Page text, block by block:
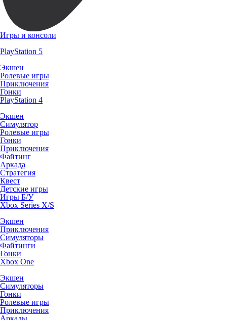
Игры и консоли
PlayStation 5
Экшен
Ролевые игры
Приключения
Гонки
PlayStation 4
Экшен
Симулятор
Ролевые игры
Гонки
Приключения
Файтинг
Аркада
Стратегия
Квест
Детские игры
Игры Б/У
Xbox Series X/S
Экшен
Приключения
Симуляторы
Файтинги
Гонки
Xbox One
Экшен
Симуляторы
Гонки
Ролевые игры
Приключения
Аркады